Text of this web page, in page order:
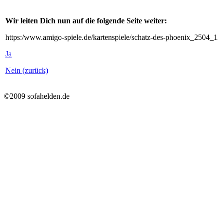
Wir leiten Dich nun auf die folgende Seite weiter:
https:/www.amigo-spiele.de/kartenspiele/schatz-des-
Ja
Nein (zurück)
©2009 sofahelden.de